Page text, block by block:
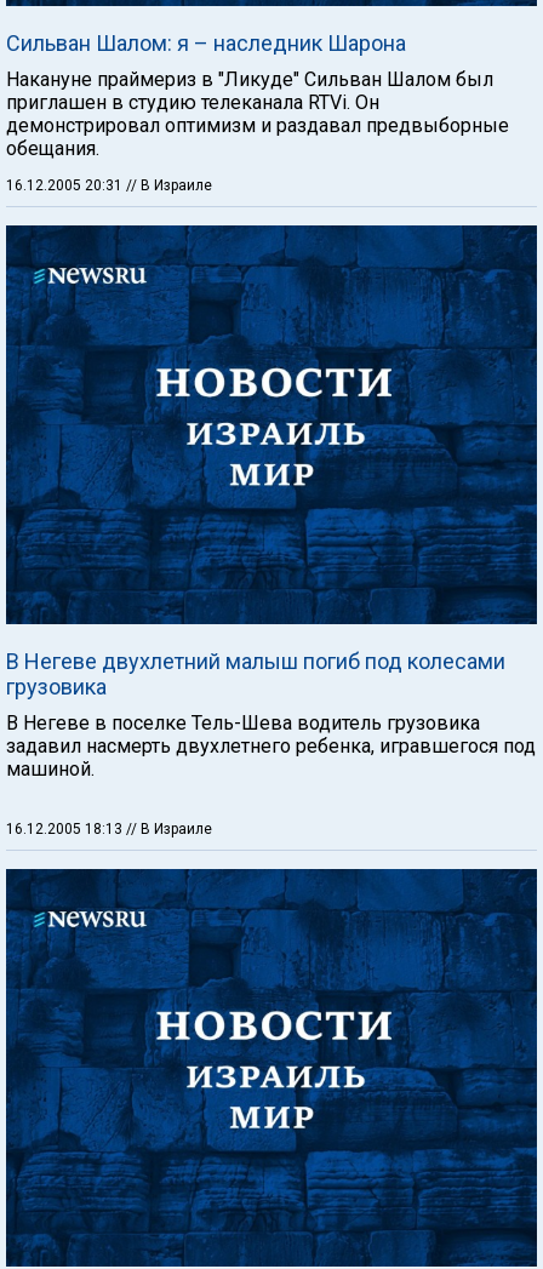
Сильван Шалом: я – наследник Шарона
Накануне праймериз в "Ликуде" Сильван Шалом был
приглашен в студию телеканала RTVi. Он
демонстрировал оптимизм и раздавал предвыборные
обещания.
16.12.2005 20:31 // В Израиле
В Негеве двухлетний малыш погиб под колесами
грузовика
В Негеве в поселке Тель-Шева водитель грузовика
задавил насмерть двухлетнего ребенка, игравшегося под
машиной.
16.12.2005 18:13 // В Израиле